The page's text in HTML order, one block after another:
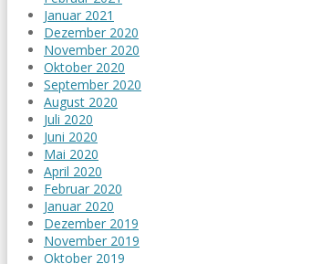
Januar 2021
Dezember 2020
November 2020
Oktober 2020
September 2020
August 2020
Juli 2020
Juni 2020
Mai 2020
April 2020
Februar 2020
Januar 2020
Dezember 2019
November 2019
Oktober 2019